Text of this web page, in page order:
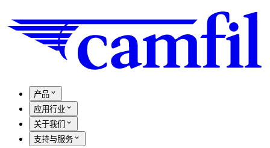
产品
应用行业
关于我们
支持与服务